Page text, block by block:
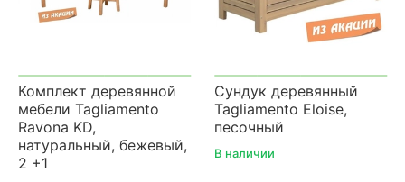
Комплект деревянной
мебели Tagliamento
Ravona KD,
натуральный, бежевый,
2 +1
Сундук деревянный
Tagliamento Eloise,
песочный
В наличии